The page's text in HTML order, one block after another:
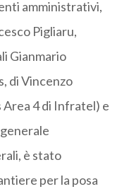
amministrativi,
Pigliaru,
Gianmario
di Vincenzo
4 di Infratel) e
è stato
per la posa